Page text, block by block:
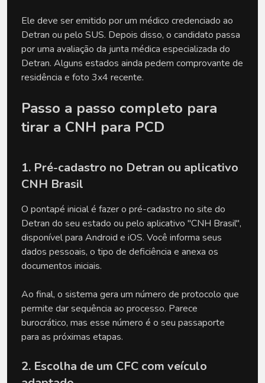
Ele deve ser emitido por um médico credenciado ao
Detran ou pelo SUS. Depois disso, o candidato passa
por uma avaliação da junta médica especializada do
Detran. Alguns estados ainda pedem comprovante de
residência e foto 3x4 recente.
Passo a passo completo para
tirar a CNH para PCD
1. Pré-cadastro no Detran ou aplicativo
CNH Brasil
O pontapé inicial é fazer o pré-cadastro no site do
Detran do seu estado ou pelo aplicativo "CNH Brasil",
disponível para Android e iOS. Você informa seus
dados pessoais, o tipo de deficiência e anexa os
documentos iniciais.
Ao final, o sistema gera um número de protocolo que
permite dar sequência ao processo. Parece
burocrático, mas esse número é o seu passaporte
para as próximas etapas.
2. Escolha de um CFC com veículo